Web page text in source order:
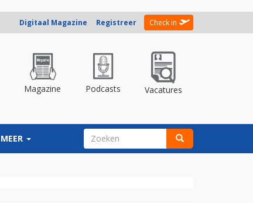
Digitaal Magazine Registreer Check in
Magazine Podcasts Vacatures
MEER ZOEKVELD